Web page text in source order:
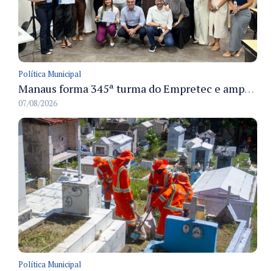
Política Municipal
Manaus forma 345ª turma do Empretec e amplia qualificação de empreendedores na cidade
07/08/2026
Política Municipal